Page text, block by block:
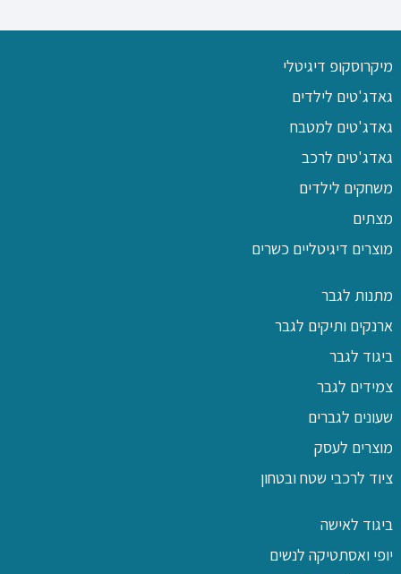
מיקרוסקופ דיגיטלי
גאדג'טים לילדים
גאדג'טים למטבח
גאדג'טים לרכב
משחקים לילדים
מצתים
מוצרים דיגיטליים כשרים
מתנות לגבר
ארנקים ותיקים לגבר
ביגוד לגבר
צמידים לגבר
שעונים לגברים
מוצרים לעסק
ציוד לרכבי שטח ובטחון
ביגוד לאישה
יופי ואסתטיקה לנשים